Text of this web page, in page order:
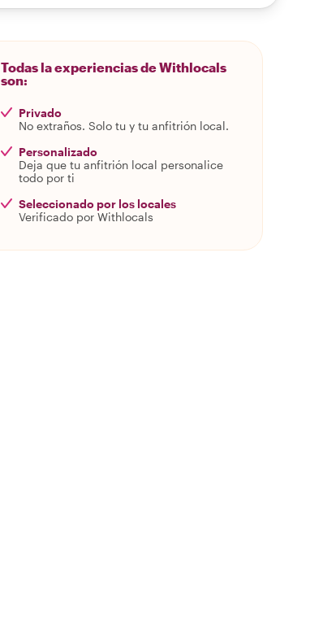
Todas la experiencias de Withlocals
son:
Privado
No extraños. Solo tu y tu anfitrión local.
Personalizado
Deja que tu anfitrión local personalice
todo por ti
Seleccionado por los locales
Verificado por Withlocals